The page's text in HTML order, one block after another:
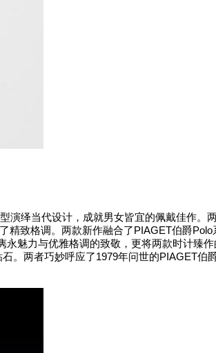
演绎当代设计，成就男女皆宜的佩戴佳作。两
精致格调。两款新作融合了PIAGET伯爵Polo
永魅力与优雅格调的致敬，更将两款时计臻
。两者巧妙呼应了1979年问世的PIAGET伯